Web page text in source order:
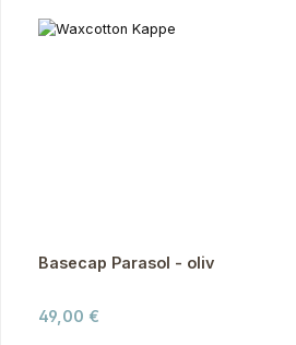
Basecap Parasol - oliv
Regulärer Preis:
49,00 €